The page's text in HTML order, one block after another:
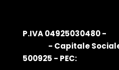
P.IVA 04925030480 -
- Capitale
500925 - PEC: